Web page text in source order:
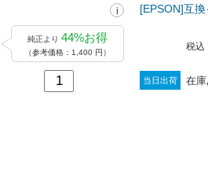
純正より 44%お得
（参考価格：1,400 円）
[EPSON]互
税込
当日出荷 在庫